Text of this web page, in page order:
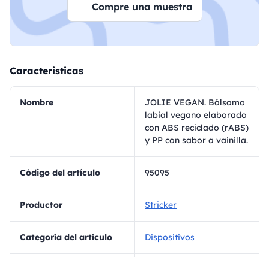
Compre una muestra
Caracteristicas
Nombre
JOLIE VEGAN. Bálsamo
labial vegano elaborado
con ABS reciclado (rABS)
y PP con sabor a vainilla.
Código del artículo 95095
Productor Stricker
Categoría del artículo Dispositivos